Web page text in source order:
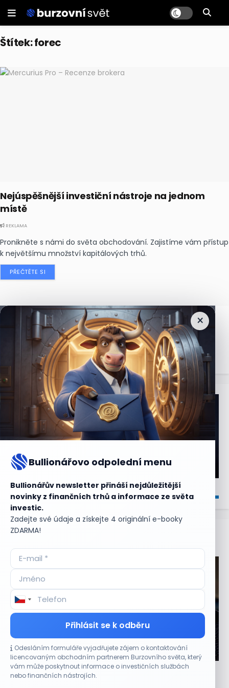
Štítek:forec
Nejúspěšnější investiční nástroje na jednom
místě
REKLAMA
Pronikněte s námi do světa obchodování. Zajistíme vám přístup
k největšímu množství kapitálových trhů.
PŘEČTĚTE SI
×
Bullionářovo odpolední menu
Bullionářův newsletter přináší nejdůležitější
novinky z finančních trhů a informace ze světa
investic.
Zadejte své údaje a získejte 4 originální e-booky
ZDARMA!
Přihlásit se k odběru
Odesláním formuláře vyjadřujete zájem o kontaktování
licencovaným obchodním partnerem Burzovního světa, který
vám může poskytnout informace o investičních službách
nebo finančních nástrojích.
Nejčtenějšízprávy
Aktuální
CO HÝBE TRHEM
Výsledky společností jsou silné. Proč to akciový
trh zatím neoceňuje?